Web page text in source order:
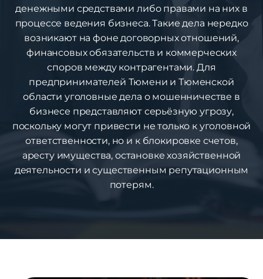
денежными средствами либо правами на них в
процессе ведения бизнеса. Такие дела нередко
возникают на фоне договорных отношений,
финансовых обязательств и коммерческих
споров между контрагентами. Для
предпринимателей Тюмени и Тюменской
области уголовные дела о мошенничестве в
бизнесе представляют серьёзную угрозу,
поскольку могут привести не только к уголовной
ответственности, но и к блокировке счетов,
аресту имущества, остановке хозяйственной
деятельности и существенным репутационным
потерям.